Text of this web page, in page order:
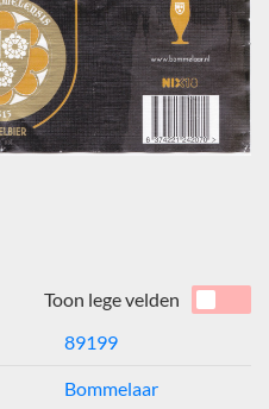
Toon lege velden
89199
Bommelaar